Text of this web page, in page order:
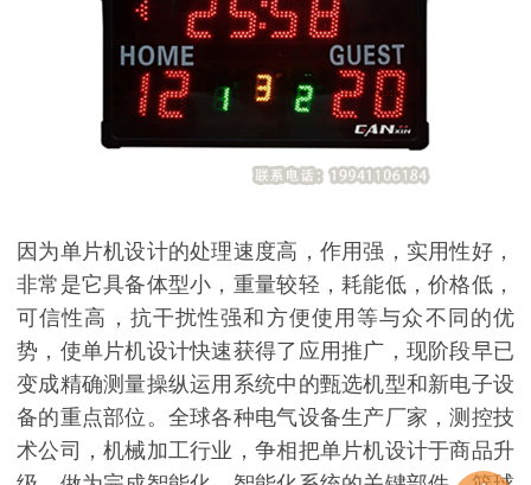
因为单片机设计的处理速度高，作用强，实用性好，
非常是它具备体型小，重量较轻，耗能低，价格低，
可信性高，抗干扰性强和方便使用等与众不同的优
势，使单片机设计快速获得了应用推广，现阶段早已
变成精确测量操纵运用系统中的甄选机型和新电子设
备的重点部位。全球各种电气设备生产厂家，测控技
术公司，机械加工行业，争相把单片机设计于商品升